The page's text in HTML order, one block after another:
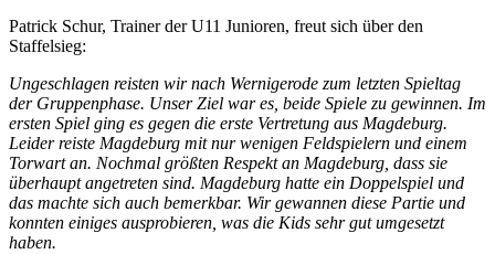
Patrick Schur, Trainer der U11 Junioren, freut sich über den
Staffelsieg:
Ungeschlagen reisten wir nach Wernigerode zum letzten Spieltag
der Gruppenphase. Unser Ziel war es, beide Spiele zu gewinnen. Im
ersten Spiel ging es gegen die erste Vertretung aus Magdeburg.
Leider reiste Magdeburg mit nur wenigen Feldspielern und einem
Torwart an. Nochmal größten Respekt an Magdeburg, dass sie
überhaupt angetreten sind. Magdeburg hatte ein Doppelspiel und
das machte sich auch bemerkbar. Wir gewannen diese Partie und
konnten einiges ausprobieren, was die Kids sehr gut umgesetzt
haben.